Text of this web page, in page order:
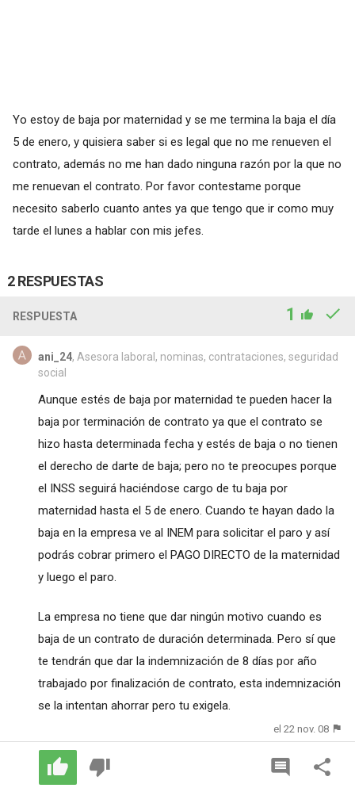
Yo estoy de baja por maternidad y se me termina la baja el día
5 de enero, y quisiera saber si es legal que no me renueven el
contrato, además no me han dado ninguna razón por la que no
me renuevan el contrato. Por favor contestame porque
necesito saberlo cuanto antes ya que tengo que ir como muy
tarde el lunes a hablar con mis jefes.
2 RESPUESTAS
RESPUESTA 1
ani_24, Asesora laboral, nominas, contrataciones, seguridad
social
Aunque estés de baja por maternidad te pueden hacer la
baja por terminación de contrato ya que el contrato se
hizo hasta determinada fecha y estés de baja o no tienen
el derecho de darte de baja; pero no te preocupes porque
el INSS seguirá haciéndose cargo de tu baja por
maternidad hasta el 5 de enero. Cuando te hayan dado la
baja en la empresa ve al INEM para solicitar el paro y así
podrás cobrar primero el PAGO DIRECTO de la maternidad
y luego el paro.
La empresa no tiene que dar ningún motivo cuando es
baja de un contrato de duración determinada. Pero sí que
te tendrán que dar la indemnización de 8 días por año
trabajado por finalización de contrato, esta indemnización
se la intentan ahorrar pero tu exigela.
el 22 nov. 08